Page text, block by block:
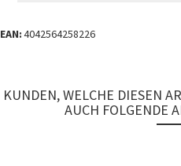
EAN:4042564258226
KUNDEN, WELCHE DIESEN
AUCH FOLGENDE